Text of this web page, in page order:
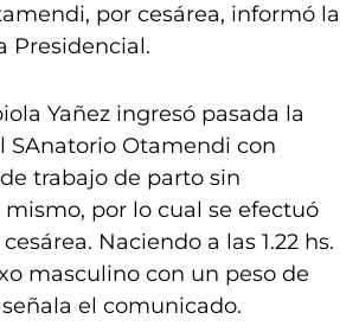
por cesárea, informó la
Presidencial.
Yañez ingresó pasada la
SAnatorio Otamendi con
trabajo de parto sin
por lo cual se efectuó
Naciendo a las 1.22 hs.
masculino con un peso de
señala el comunicado.